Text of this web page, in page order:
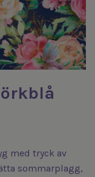
med tryck av
sommarplagg,